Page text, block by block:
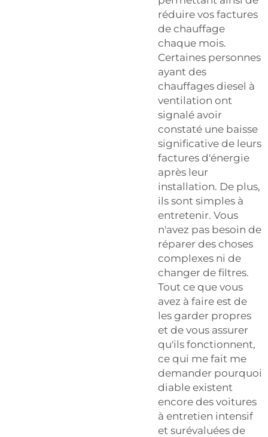
réduire vos factures
de chauffage
chaque mois.
Certaines personnes
ayant des
chauffages diesel à
ventilation ont
signalé avoir
constaté une baisse
significative de leurs
factures d'énergie
après leur
installation. De plus,
ils sont simples à
entretenir. Vous
n'avez pas besoin de
réparer des choses
complexes ni de
changer de filtres.
Tout ce que vous
avez à faire est de
les garder propres
et de vous assurer
qu'ils fonctionnent,
ce qui me fait me
demander pourquoi
diable existent
encore des voitures
à entretien intensif
et surévaluées de